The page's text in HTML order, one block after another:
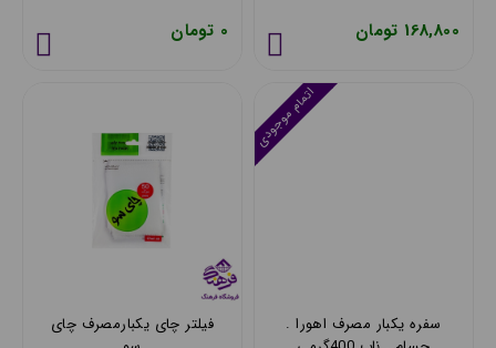
168,800 تومان 0 تومان
اتمام موجودی
سفره یکبار مصرف اهورا .
فیلتر چای یکبارمصرف چای